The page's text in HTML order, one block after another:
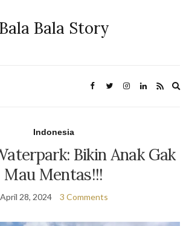
Bala Bala Story
Indonesia
Bikin Anak Gak
Mau Mentas!!!
April 28, 2024 3 Comments